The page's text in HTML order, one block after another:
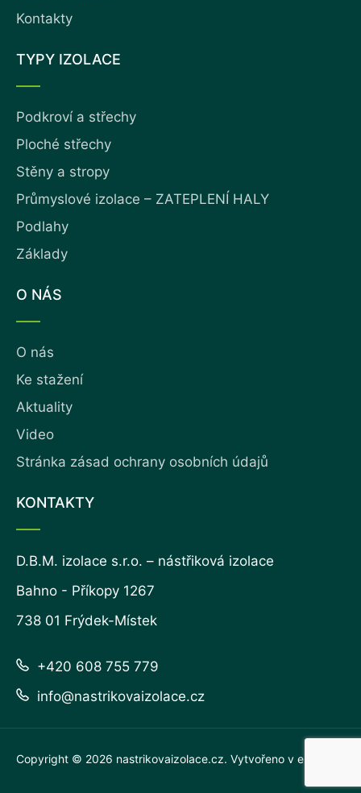
Kontakty
TYPY IZOLACE
Podkroví a střechy
Ploché střechy
Stěny a stropy
Průmyslové izolace – ZATEPLENÍ HALY
Podlahy
Základy
O NÁS
O nás
Ke stažení
Aktuality
Video
Stránka zásad ochrany osobních údajů
KONTAKTY
D.B.M. izolace s.r.o. – nástřiková izolace
Bahno - Příkopy 1267
738 01 Frýdek-Místek
+420 608 755 779
info@nastrikovaizolace.cz
Copyright © 2026 nastrikovaizolace.cz. Vytvořeno v eline.cz